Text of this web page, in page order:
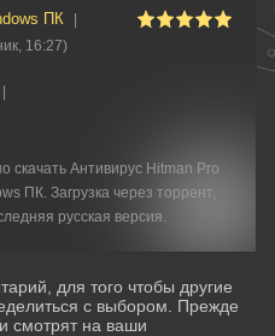
ПК
16:27)
скачать Антивирус Hitman Pro
ПК. Загрузка через торрент,
русская версия.
для того чтобы другие
с выбором. Прежде
смотрят на ваши